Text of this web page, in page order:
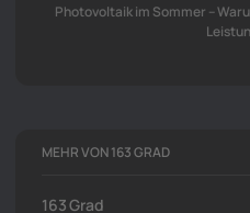
Photovoltaik im Sommer –
MEHR VON 163 GRAD
163 Grad